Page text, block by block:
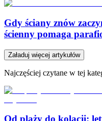
Gdy ściany znów
ścienny pomaga
Załaduj więcej artykułów
Najczęściej czytane w tej